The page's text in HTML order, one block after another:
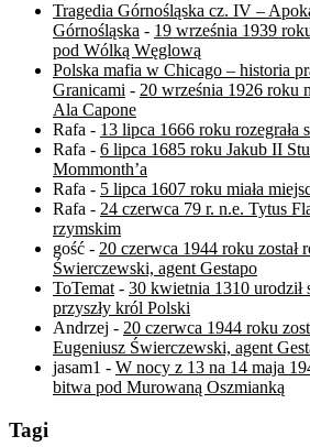
Tragedia Górnośląska cz. IV –
Górnośląska - 19 września 1939
pod Wólką Węglową
Polska mafia w Chicago – historia
Granicami - 20 września 1926 roku
Ala Capone
Rafa - 13 lipca 1666 roku rozegrała
Rafa - 6 lipca 1685 roku Jakub II
Mommonth’a
Rafa - 5 lipca 1607 roku miała
Rafa - 24 czerwca 79 r. n.e. Tytus
rzymskim
gość - 20 czerwca 1944 roku został
Świerczewski, agent Gestapo
ToTemat - 30 kwietnia 1310
przyszły król Polski
Andrzej - 20 czerwca 1944 roku
Eugeniusz Świerczewski, agent
jasam1 - W nocy z 13 na 14 maja
bitwa pod Murowaną Oszmianką
Tagi